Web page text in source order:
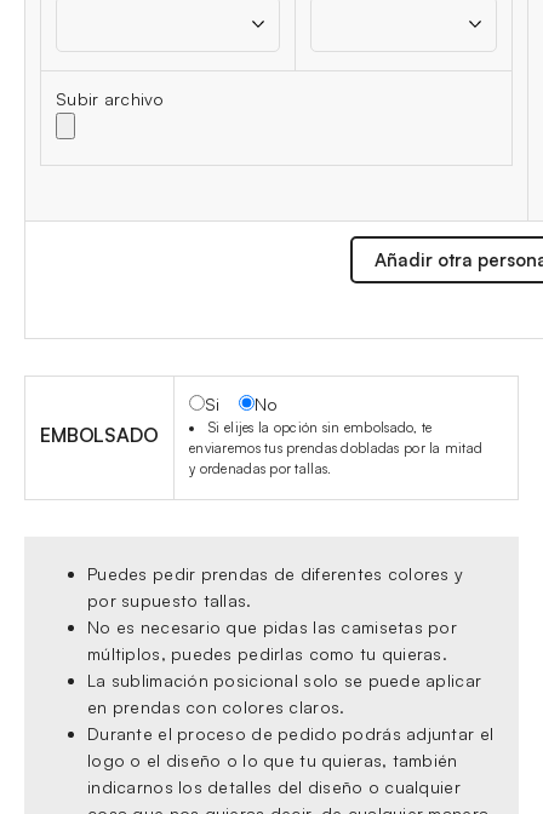
Subir archivo
Añadir otra
EMBOLSADO
Si No
Si elijes la opción sin embolsado, te
enviaremos tus prendas dobladas por la mitad
y ordenadas por tallas.
Puedes pedir prendas de diferentes colores y
por supuesto tallas.
No es necesario que pidas las camisetas por
múltiplos, puedes pedirlas como tu quieras.
La sublimación posicional solo se puede aplicar
en prendas con colores claros.
Durante el proceso de pedido podrás adjuntar el
logo o el diseño o lo que tu quieras, también
indicarnos los detalles del diseño o cualquier